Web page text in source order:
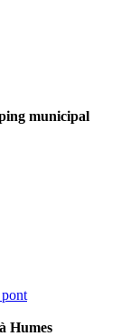
municipal
Humes